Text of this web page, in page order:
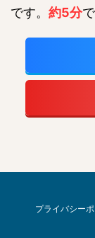
です。 約5分
プライバシー